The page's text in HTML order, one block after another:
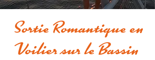
Sortie Romantique en
Voilier sur le Bassin